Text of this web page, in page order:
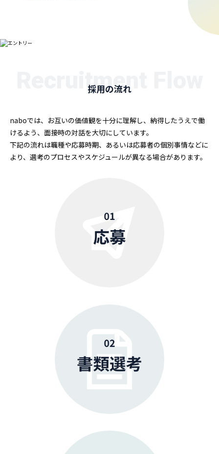
Recruitment Flow
採用の流れ
naboでは、お互いの価値観を十分に理解し、納得したうえで働
けるよう、面接時の対話を大切にしています。
下記の流れは職種や応募時期、あるいは応募者の個別事情などに
より、選考のプロセスやスケジュールが異なる場合があります。